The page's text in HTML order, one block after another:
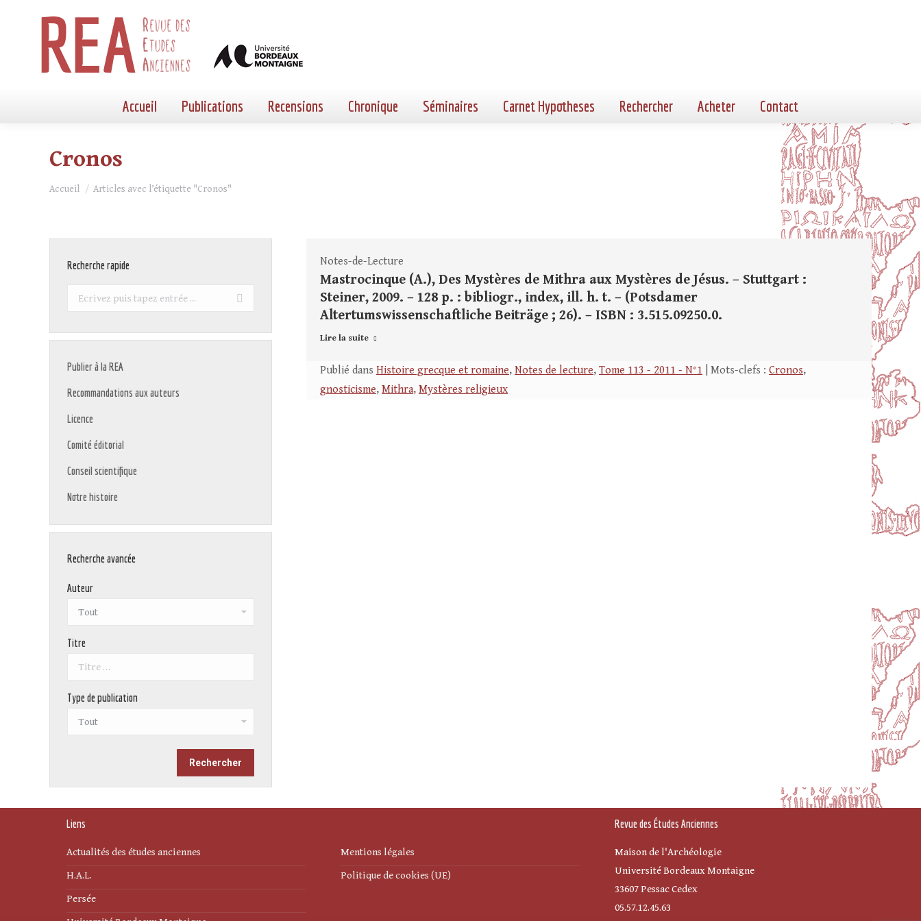
Accueil Publications Recensions Chronique Séminaires Carnet Hypotheses Rechercher Acheter Contact
Cronos
Vous êtes ici :
Accueil Articles avec l’étiquette "Cronos"
Notes-de-Lecture
Mastrocinque (A.), Des Mystères de Mithra aux Mystères de Jésus. – Stuttgart :
Steiner, 2009. – 128 p. : bibliogr., index, ill. h. t. – (Potsdamer
Altertumswissenschaftliche Beiträge ; 26). – ISBN : 3.515.09250.0.
Lire la suite
Publié dans Histoire grecque et romaine, Notes de lecture, Tome 113 - 2011 - N°1 | Mots-clefs : Cronos,
gnosticisme, Mithra, Mystères religieux
Recherche rapide
Recherche
Publier à la REA
Recommandations aux auteurs
Licence
Comité éditorial
Conseil scientifique
Notre histoire
Recherche avancée
Auteur
Titre
Type de publication
Liens
Actualités des études anciennes
H.A.L.
Persée
Mentions légales
Politique de cookies (UE)
Revue des Études Anciennes
Maison de l'Archéologie
Université Bordeaux Montaigne
33607 Pessac Cedex
05.57.12.45.63